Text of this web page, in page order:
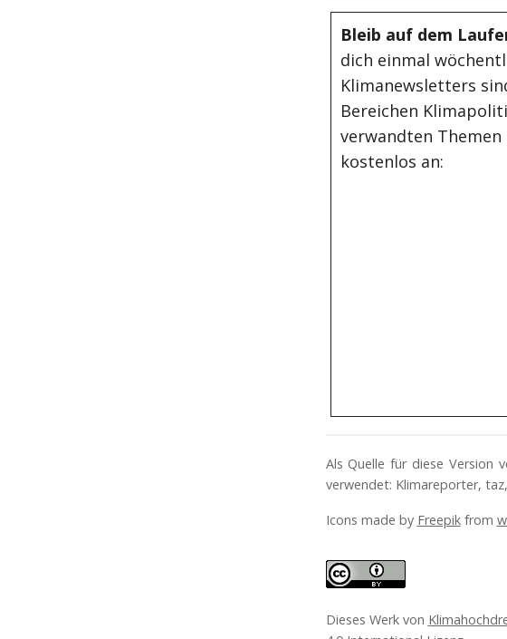
Bleib auf dem
dich einmal
Klimanewsletters
Bereichen
verwandten
kostenlos an:
Als Quelle für diese Version
verwendet: Klimareporter,
Icons made by Freepikfrom
Dieses Werk von